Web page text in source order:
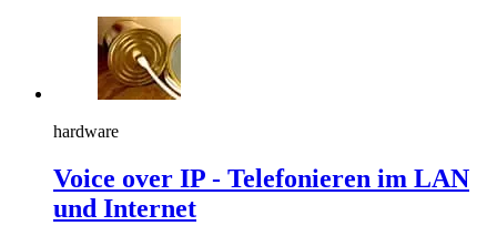
hardware
Voice over IP - Telefonieren im LAN
und Internet